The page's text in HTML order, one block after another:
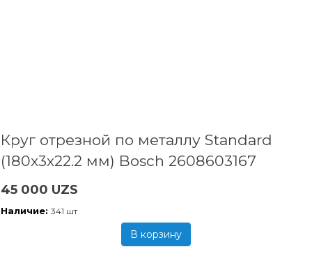
Круг отрезной по металлу Standard
(180x3х22.2 мм) Bosch 2608603167
45 000 UZS
Наличие: 341 шт
В корзину